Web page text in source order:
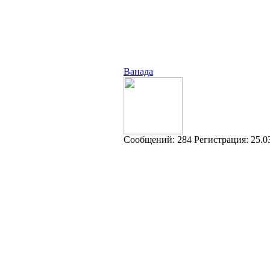
Ванада
Cообщений: 284 Регистрация: